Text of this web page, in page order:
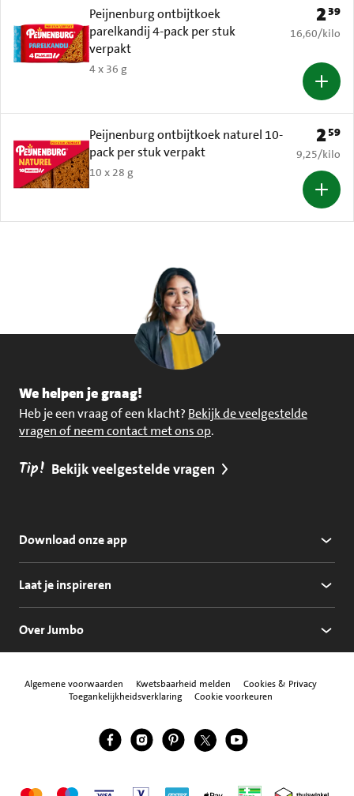
Peijnenburg ontbijtkoek
parelkandij 4-pack per stuk
verpakt
4 x 36 g
Prijs:
239
€ 16,60 per
16,60/kilo
Peijnenburg ontbijtkoek naturel 10-
pack per stuk verpakt
10 x 28 g
Prijs:
259
€ 9,25 per
9,25/kilo
We helpen je graag!
Heb je een vraag of een klacht? Bekijk de veelgestelde
vragen of neem contact met ons op.
Tip! Bekijk veelgestelde vragen
Download onze app
Laat je inspireren
Over Jumbo
Algemene voorwaarden Kwetsbaarheid melden
Cookies & Privacy
Toegankelijkheidsverklaring
Cookie voorkeuren
Volg ons
Jumbo Facebook
Jumbo Instagram
Jumbo Pinterest
Jumbo Twitter
Jumbo YouTube
MastercardMaestroVisa Vpay American Express
Apple Pay Thuiswinkel